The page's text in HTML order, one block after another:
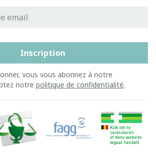
Inscription
vous vous abonnez à notre
notre politique de confidentialité.